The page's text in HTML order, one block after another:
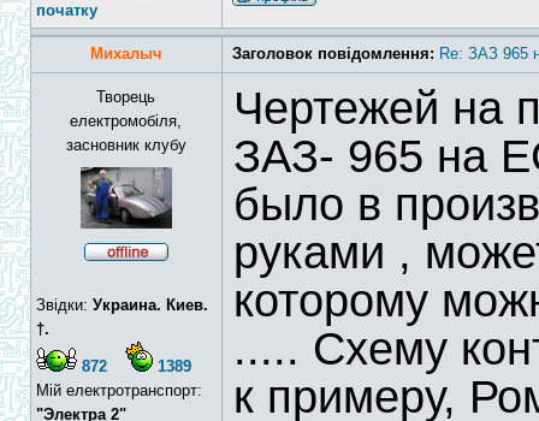
початку
Михалыч Заголовок повідомлення: Re: ЗАЗ 965
Творець
електромобіля,
засновник клубу
Звідки: Украина. Киев.
†.
872
1389
Мій електротранспорт:
"Электра 2"
Чертежей на
ЗАЗ- 965 на
было в
руками ,
которому
..... Схему
к примеру,